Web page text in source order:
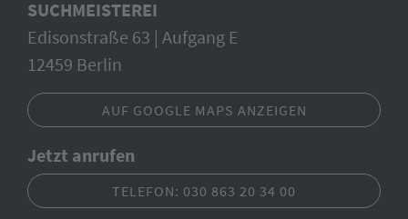
SUCHMEISTEREI
Edisonstraße 63 | Aufgang E
12459 Berlin
AUF GOOGLE MAPS ANZEIGEN
Jetzt anrufen
TELEFON: 030 863 20 34 00